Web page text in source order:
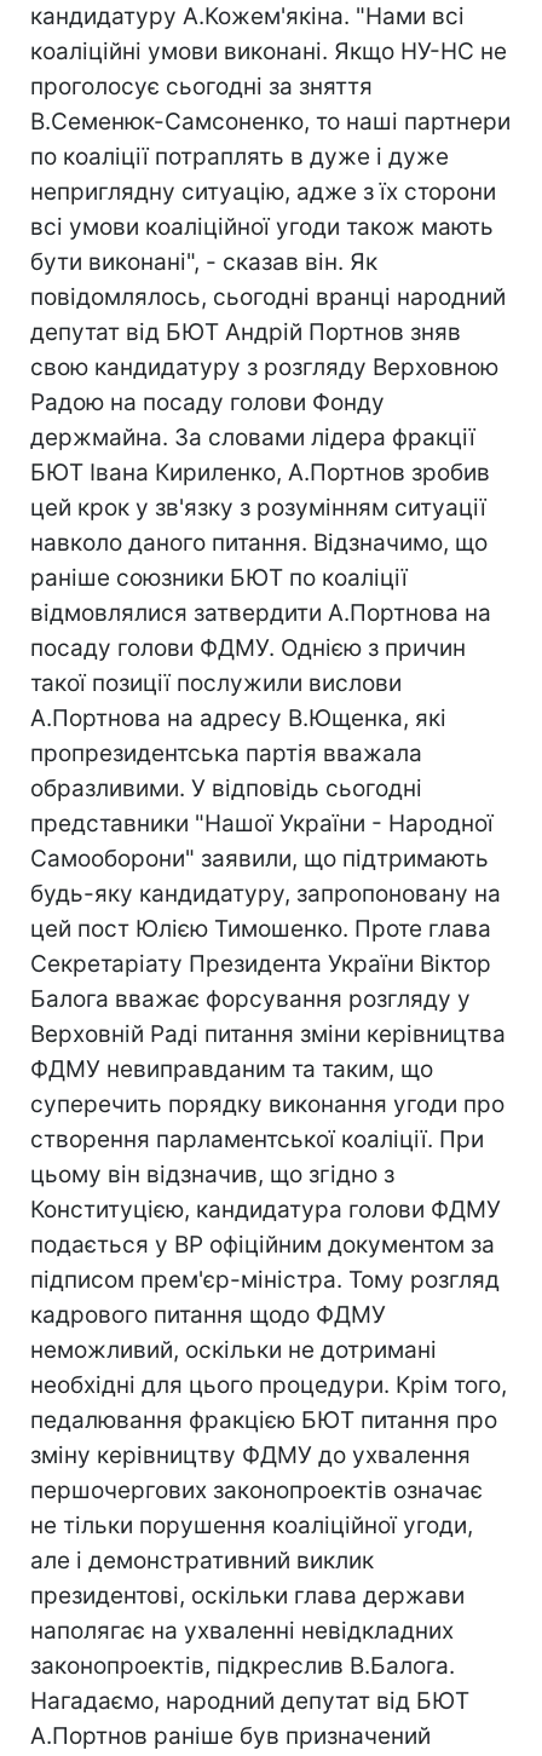
кандидатуру А.Кожем'якіна. "Нами всі
коаліційні умови виконані. Якщо НУ-НС не
проголосує сьогодні за зняття
В.Семенюк-Самсоненко, то наші партнери
по коаліції потраплять в дуже і дуже
неприглядну ситуацію, адже з їх сторони
всі умови коаліційної угоди також мають
бути виконані", - сказав він. Як
повідомлялось, сьогодні вранці народний
депутат від БЮТ Андрій Портнов зняв
свою кандидатуру з розгляду Верховною
Радою на посаду голови Фонду
держмайна. За словами лідера фракції
БЮТ Івана Кириленко, А.Портнов зробив
цей крок у зв'язку з розумінням ситуації
навколо даного питання. Відзначимо, що
раніше союзники БЮТ по коаліції
відмовлялися затвердити А.Портнова на
посаду голови ФДМУ. Однією з причин
такої позиції послужили вислови
А.Портнова на адресу В.Ющенка, які
пропрезидентська партія вважала
образливими. У відповідь сьогодні
представники "Нашої України - Народної
Самооборони" заявили, що підтримають
будь-яку кандидатуру, запропоновану на
цей пост Юлією Тимошенко. Проте глава
Секретаріату Президента України Віктор
Балога вважає форсування розгляду у
Верховній Раді питання зміни керівництва
ФДМУ невиправданим та таким, що
суперечить порядку виконання угоди про
створення парламентської коаліції. При
цьому він відзначив, що згідно з
Конституцією, кандидатура голови ФДМУ
подається у ВР офіційним документом за
підписом прем'єр-міністра. Тому розгляд
кадрового питання щодо ФДМУ
неможливий, оскільки не дотримані
необхідні для цього процедури. Крім того,
педалювання фракцією БЮТ питання про
зміну керівництву ФДМУ до ухвалення
першочергових законопроектів означає
не тільки порушення коаліційної угоди,
але і демонстративний виклик
президентові, оскільки глава держави
наполягає на ухваленні невідкладних
законопроектів, підкреслив В.Балога.
Нагадаємо, народний депутат від БЮТ
А.Портнов раніше був призначений